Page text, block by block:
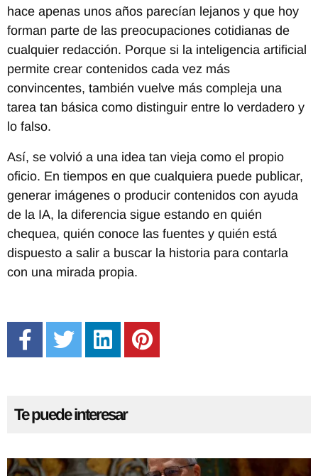
hace apenas unos años parecían lejanos y que hoy
forman parte de las preocupaciones cotidianas de
cualquier redacción. Porque si la inteligencia artificial
permite crear contenidos cada vez más
convincentes, también vuelve más compleja una
tarea tan básica como distinguir entre lo verdadero y
lo falso.
Así, se volvió a una idea tan vieja como el propio
oficio. En tiempos en que cualquiera puede publicar,
generar imágenes o producir contenidos con ayuda
de la IA, la diferencia sigue estando en quién
chequea, quién conoce las fuentes y quién está
dispuesto a salir a buscar la historia para contarla
con una mirada propia.
Te puede interesar